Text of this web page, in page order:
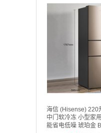
海信 (Hisense) 220
中门软冷冻 小型家
能省电低噪 琥珀金